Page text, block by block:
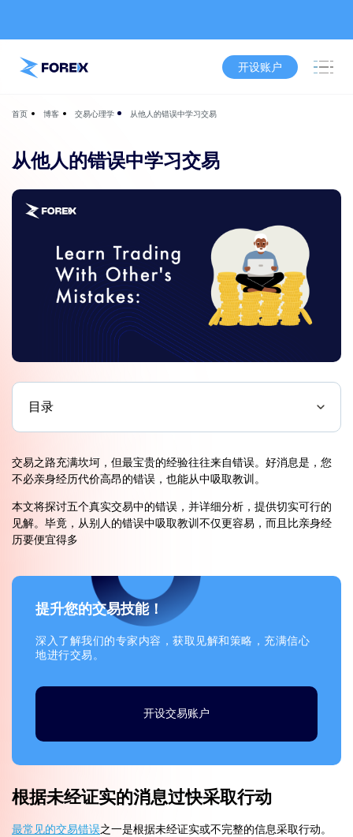
开设账户
首页 博客 交易心理学 从他人的错误中学习交易
从他人的错误中学习交易
目录
交易之路充满坎坷，但最宝贵的经验往往来自错误。好消息是，您
不必亲身经历代价高昂的错误，也能从中吸取教训。
本文将探讨五个真实交易中的错误，并详细分析，提供切实可行的
见解。毕竟，从别人的错误中吸取教训不仅更容易，而且比亲身经
历要便宜得多
提升您的交易技能！
深入了解我们的专家内容，获取见解和策略，充满信心
地进行交易。
开设交易账户
根据未经证实的消息过快采取行动
最常见的交易错误之一是根据未经证实或不完整的信息采取行动。